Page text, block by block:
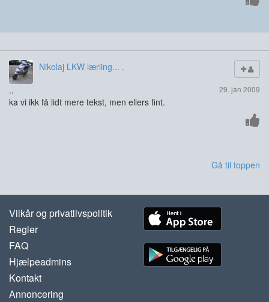
Nikolaj LKW lærling... .
29. jan 2009
..
ka vi ikk få lidt mere tekst, men ellers fint.
Gå til toppen
Vilkår og privatlivspolitik
Regler
FAQ
Hjælpeadmins
Kontakt
Annoncering